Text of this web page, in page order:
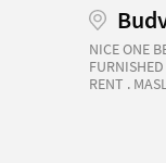
NICE ONE
RENT .